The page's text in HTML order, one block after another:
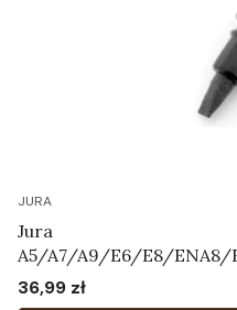
JURA
Jura
A5/A7/A9/E6/E8/
napowietrzacz "grzybek"
Cena
36,99 zł